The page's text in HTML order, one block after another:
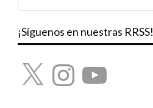
¡Síguenos en nuestras RRSS!
X InstagramYouTube